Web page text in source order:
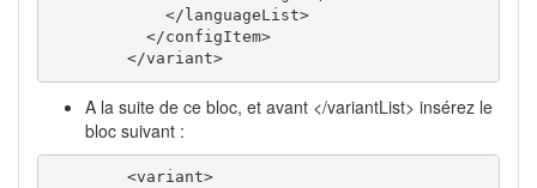
</languageList>
</configItem>
</variant>
A la suite de ce bloc, et avant </variantList> insérez le
bloc suivant :
<variant>